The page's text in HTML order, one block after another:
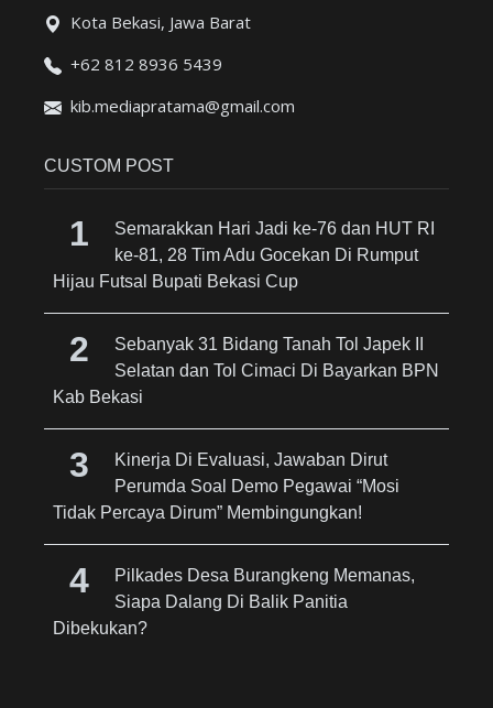
Kota Bekasi, Jawa Barat
+62 812 8936 5439
kib.mediapratama@gmail.com
CUSTOM POST
Semarakkan Hari Jadi ke-76 dan HUT RI
ke-81, 28 Tim Adu Gocekan Di Rumput
Hijau Futsal Bupati Bekasi Cup
Sebanyak 31 Bidang Tanah Tol Japek II
Selatan dan Tol Cimaci Di Bayarkan BPN
Kab Bekasi
Kinerja Di Evaluasi, Jawaban Dirut
Perumda Soal Demo Pegawai “Mosi
Tidak Percaya Dirum” Membingungkan!
Pilkades Desa Burangkeng Memanas,
Siapa Dalang Di Balik Panitia
Dibekukan?